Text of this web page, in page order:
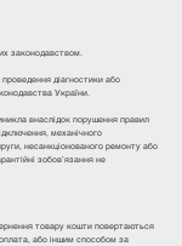
законодавством.
діагностики або
України.
внаслідок порушення правил
механічного
несанкціонованого ремонту або
зобов’язання не
товару кошти повертаються
або іншим способом за